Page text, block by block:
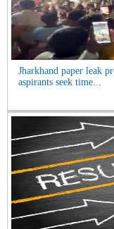
Jharkhand paper leak
aspirants seek time...